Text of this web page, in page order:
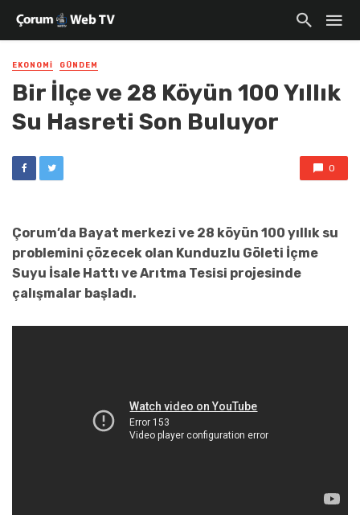
EKONOMI GÜNDEM
Bir İlçe ve 28 Köyün 100 Yıllık
Su Hasreti Son Buluyor
0
Çorum’da Bayat merkezi ve 28 köyün 100 yıllık su
problemini çözecek olan Kunduzlu Göleti İçme
Suyu İsale Hattı ve Arıtma Tesisi projesinde
çalışmalar başladı.